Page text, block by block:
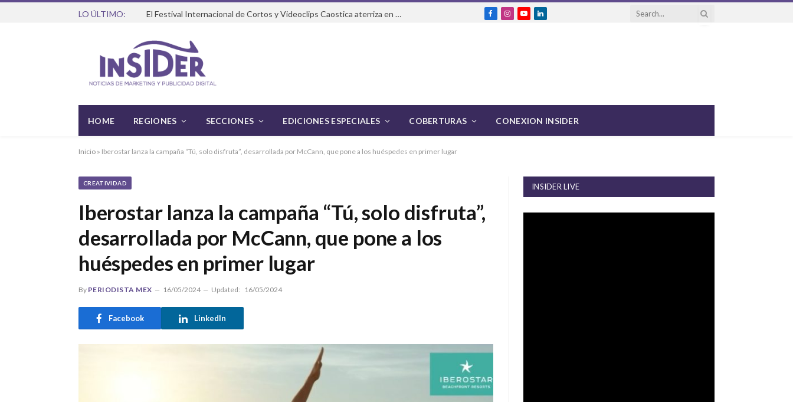
LO ÚLTIMO: El Festival Internacional de Cortos y Videoclips Caostica aterriza en Ciudad de México
FacebookInstagram
YouTubeLinkedIn
HOME REGIONES SECCIONES EDICIONES ESPECIALES COBERTURAS CONEXION INSIDER
Inicio » Iberostar lanza la campaña “Tú, solo disfruta”, desarrollada por McCann, que pone a los huéspedes en primer lugar
CREATIVIDAD
Iberostar lanza la campaña “Tú, solo disfruta”,
desarrollada por McCann, que pone a los
huéspedes en primer lugar
By PERIODISTA MEX 16/05/2024 Updated: 16/05/2024
Facebook LinkedIn
INSIDER LIVE